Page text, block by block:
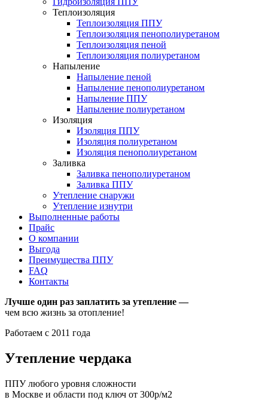
Теплоизоляция
Теплоизоляция ППУ
Теплоизоляция пенополиуретаном
Теплоизоляция пеной
Теплоизоляция полиуретаном
Напыление
Напыление пеной
Напыление пенополиуретаном
Напыление ППУ
Напыление полиуретаном
Изоляция
Изоляция ППУ
Изоляция полиуретаном
Изоляция пенополиуретаном
Заливка
Заливка пенополиуретаном
Заливка ППУ
Утепление снаружи
Утепление изнутри
Выполненные работы
Прайс
О компании
Выгода
Преимущества ППУ
FAQ
Контакты
Лучше один раз заплатить за утепление —
чем всю жизнь за отопление!
Работаем с 2011 года
Утепление чердака
ППУ любого уровня сложности
в Москве и области под ключ от 300р/м2